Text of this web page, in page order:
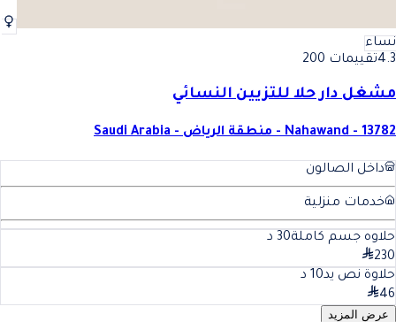
نساء
4.3تقييمات 200
مشغل دار حلا للتزيين النسائي
Nahawand - 13782 - منطقة الرياض - Saudi Arabia
داخل الصالون
خدمات منزلية
حلاوه جسم كاملة30 د
230
حلاوة نص يد10 د
46
عرض المزيد